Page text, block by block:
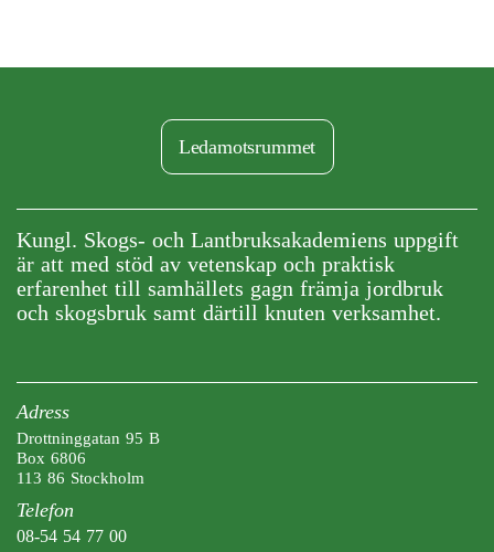
Ledamotsrummet
Kungl. Skogs- och Lantbruksakademiens uppgift
är att med stöd av vetenskap och praktisk
erfarenhet till samhällets gagn främja jordbruk
och skogsbruk samt därtill knuten verksamhet.
Adress
Drottninggatan 95 B
Box 6806
113 86 Stockholm
Telefon
08-54 54 77 00